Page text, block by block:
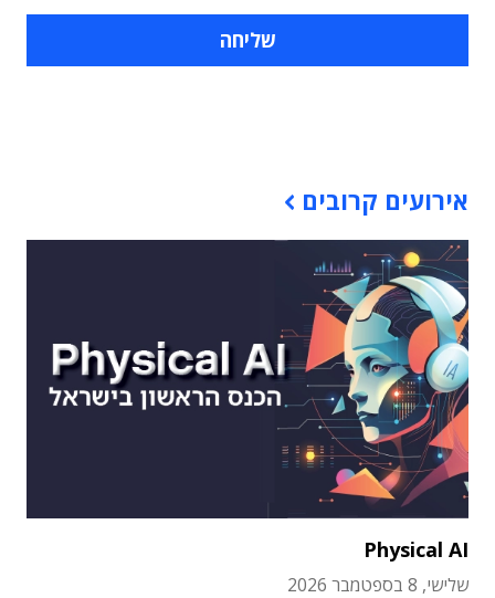
אירועים קרובים
Physical AI
שלישי, 8 בספטמבר 2026